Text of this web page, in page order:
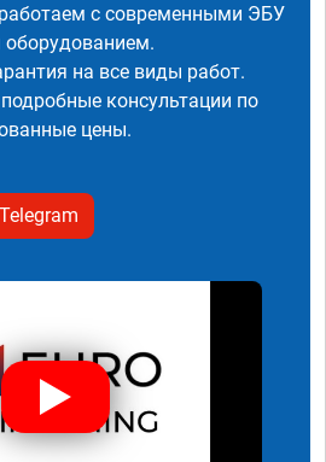
с современными ЭБУ
оборудованием.
на все виды работ.
консультации по
цены.
Telegram